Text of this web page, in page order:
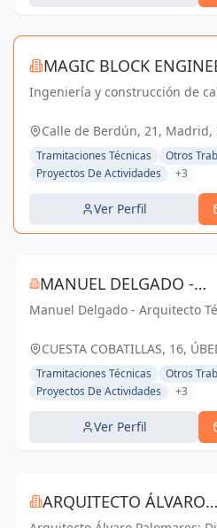
MAGIC BLOCK
Ingeniería y construcción de
Nueva.
Calle de Berdún, 21, Madrid,
Tramitaciones Técnicas
Otros
Proyectos De Actividades
+3
Ver Perfil
MANUEL DELGADO -
ARQUITECTO TÉCNICO
Manuel Delgado - Arquitecto
en Úbeda y Jaén. Trabajando
CUESTA COBATILLAS, 16,
España
Tramitaciones Técnicas
Otros
Proyectos De Actividades
+3
Ver Perfil
ARQUITECTO ÁLVARO